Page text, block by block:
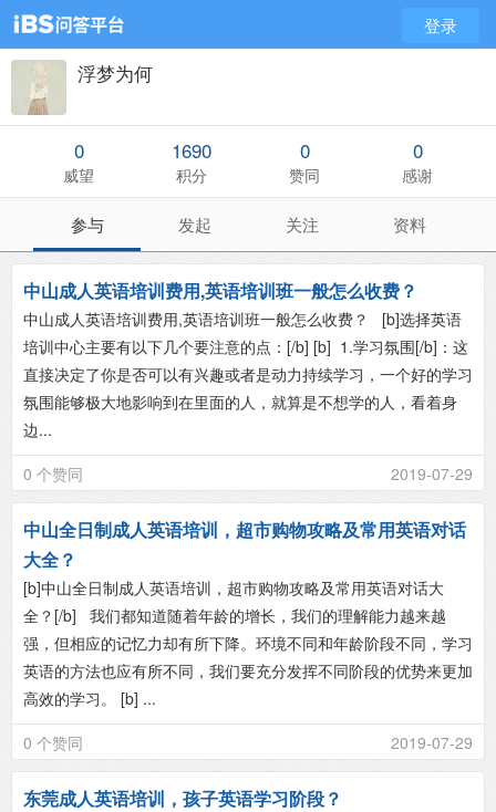
登录
浮梦为何
0
威望
1690
积分
0
赞同
0
感谢
参与 发起 关注 资料
中山成人英语培训费用,英语培训班一般怎么收费？
中山成人英语培训费用,英语培训班一般怎么收费？ [b]选择英语
培训中心主要有以下几个要注意的点：[/b] [b] 1.学习氛围[/b]：这
直接决定了你是否可以有兴趣或者是动力持续学习，一个好的学习
氛围能够极大地影响到在里面的人，就算是不想学的人，看着身
边...
0 个赞同
2019-07-29
中山全日制成人英语培训，超市购物攻略及常用英语对话
大全？
[b]中山全日制成人英语培训，超市购物攻略及常用英语对话大
全？[/b] 我们都知道随着年龄的增长，我们的理解能力越来越
强，但相应的记忆力却有所下降。环境不同和年龄阶段不同，学习
英语的方法也应有所不同，我们要充分发挥不同阶段的优势来更加
高效的学习。 [b] ...
0 个赞同
2019-07-29
东莞成人英语培训，孩子英语学习阶段？